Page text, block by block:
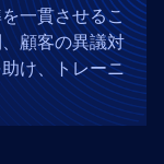
一貫させるこ
顧客の異議対
け、トレーニ